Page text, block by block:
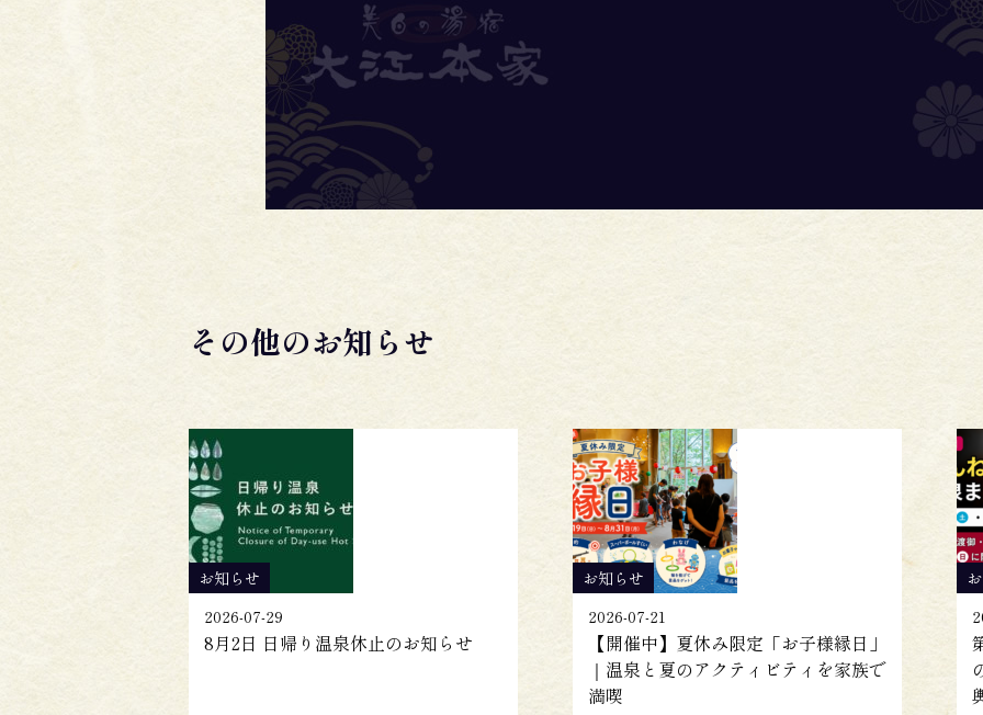
その他のお知らせ
お知らせ
2026-07-29
8月2日 日帰り温泉休止のお知らせ
お知らせ
2026-07-21
【開催中】夏休み限定「お子様縁日」
｜温泉と夏のアクティビティを家族で
満喫